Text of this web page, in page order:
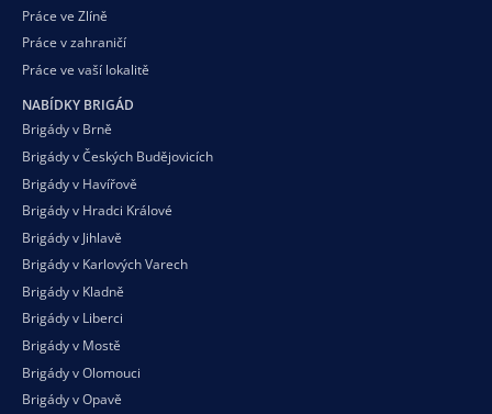
Práce ve Zlíně
Práce v zahraničí
Práce ve vaší lokalitě
NABÍDKY BRIGÁD
Brigády v Brně
Brigády v Českých Budějovicích
Brigády v Havířově
Brigády v Hradci Králové
Brigády v Jihlavě
Brigády v Karlových Varech
Brigády v Kladně
Brigády v Liberci
Brigády v Mostě
Brigády v Olomouci
Brigády v Opavě